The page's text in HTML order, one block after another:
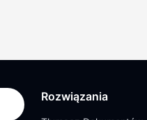
Rozwiązania